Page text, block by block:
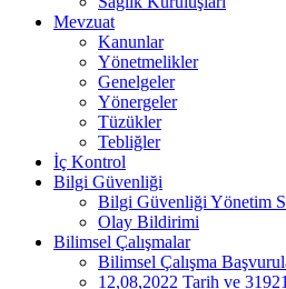
Mevzuat
Kanunlar
Yönetmelikler
Genelgeler
Yönergeler
Tüzükler
Tebliğler
İç Kontrol
Bilgi Güvenliği
Bilgi Güvenliği Yönetim
Olay Bildirimi
Bilimsel Çalışmalar
Bilimsel Çalışma
12,08,2022 Tarih ve